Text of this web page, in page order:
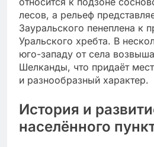
лесов, а рельеф
Зауральского пенеплена к
Уральского хребта. В
юго-западу от села
Шелканды, что придаёт
и разнообразный характер.
История и
населённого